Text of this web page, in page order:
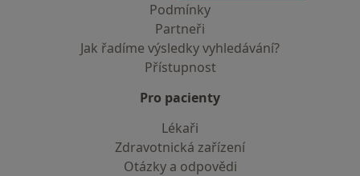
Podmínky
Partneři
Jak řadíme výsledky vyhledávání?
Přístupnost
Pro pacienty
Lékaři
Zdravotnická zařízení
Otázky a odpovědi